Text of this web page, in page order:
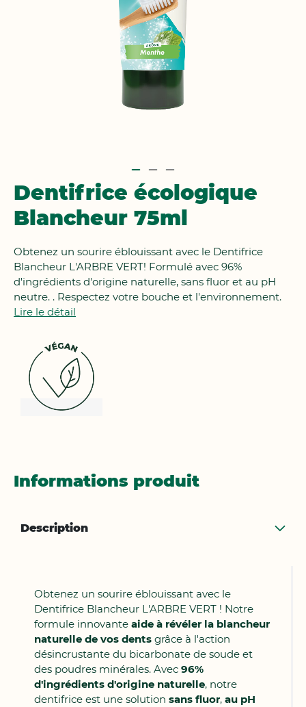
Passer
au
début
la
Galerie
d’images
Dentifrice écologique
Blancheur 75ml
Obtenez un sourire éblouissant avec le Dentifrice
Blancheur L'ARBRE VERT! Formulé avec 96%
d'ingrédients d'origine naturelle, sans fluor et au pH
neutre. . Respectez votre bouche et l'environnement.
Lire le détail
Informations produit
Description
Obtenez un sourire éblouissant avec le
Dentifrice Blancheur L'ARBRE VERT ! Notre
formule innovante aide à révéler la blancheur
naturelle de vos dents grâce à l'action
désincrustante du bicarbonate de soude et
des poudres minérales. Avec 96%
d'ingrédients d'origine naturelle, notre
dentifrice est une solution sans fluor, au pH